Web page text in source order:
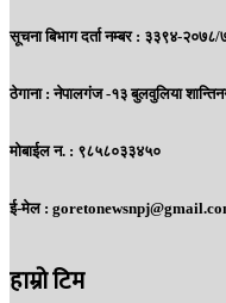
सूचना बिभाग दर्ता नम्बर : ३३९४-२०७८/
ठेगाना :नेपालगंज -१३ बुलवुलिया
मोबाईल न. : ९८५८०३३४५०
ई-मेल :
हाम्रो टिम